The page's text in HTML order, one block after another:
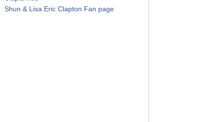
Shun & Lisa Eric Clapton Fan page